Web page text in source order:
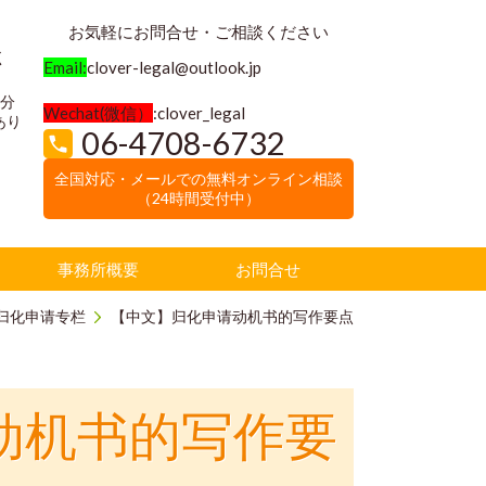
り
お気軽にお問合せ・ご相談ください
Email:clover-legal@outlook.jp
Wechat(微信） :clover_legal
06-4708-6732
全国対応・メールでの無料オンライン相談
（24時間受付中）
事務所概要 お問合せ
化申请专栏 【中文】归化申请动机书的写作要点
机书的写作要